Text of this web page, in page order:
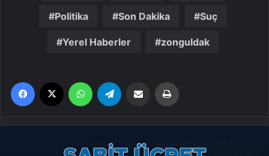
Politika Son Dakika Suç
Yerel Haberler zonguldak
Facebook WhatsApp Email'den paylaş